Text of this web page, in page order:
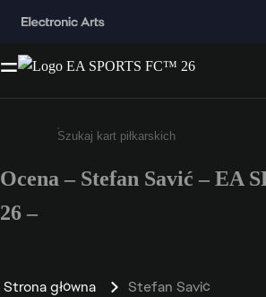
Wpisz co najmniej 3 znaki lub
Ocena – Stefan Savić – EA
26 –
Strona główna Stefan Savić